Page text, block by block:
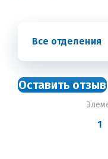
Все отделения
Оставить отзыв
1